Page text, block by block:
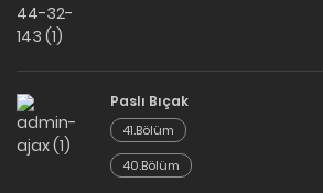
Paslı Bıçak
41.Bölüm
40.Bölüm